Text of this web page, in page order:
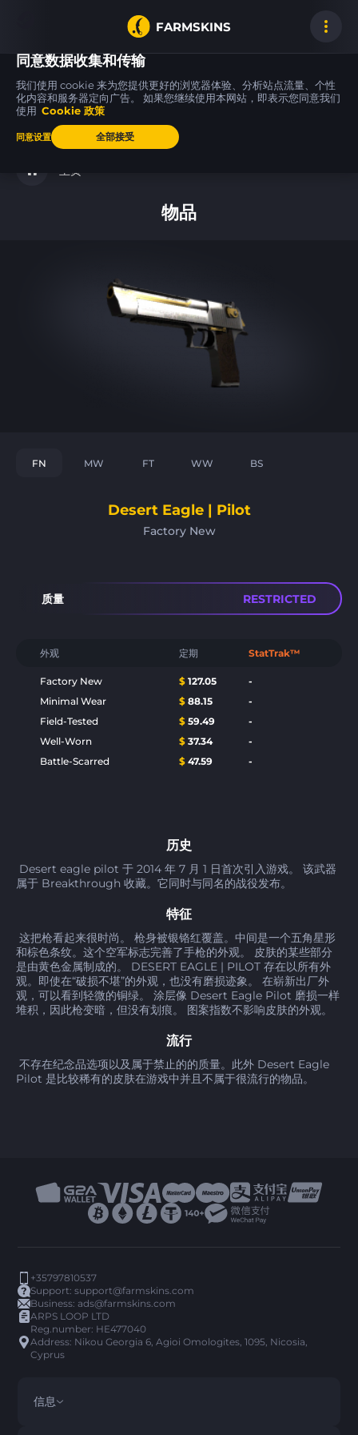
FARMSKINS
Glock-18
主页
物品
FN MW FT WW BS
Desert Eagle | Pilot
Factory New
历史
Desert eagle pilot 于 2014 年 7 月 1 日首次引入游戏。 该武器
属于 Breakthrough 收藏。它同时与同名的战役发布。
特征
这把枪看起来很时尚。 枪身被银铬红覆盖。中间是一个五角星形
和棕色条纹。这个空军标志完善了手枪的外观。 皮肤的某些部分
是由黄色金属制成的。 DESERT EAGLE | PILOT 存在以所有外
观。即使在“破损不堪”的外观，也没有磨损迹象。 在崭新出厂外
观，可以看到轻微的铜绿。 涂层像 Desert Eagle Pilot 磨损一样
堆积，因此枪变暗，但没有划痕。 图案指数不影响皮肤的外观。
流行
不存在纪念品选项以及属于禁止的的质量。此外 Desert Eagle
Pilot 是比较稀有的皮肤在游戏中并且不属于很流行的物品。
质量 RESTRICTED
外观 定期 StatTrak™
Factory New $ 127.05
-
Minimal Wear
$ 88.15
-
Field-Tested
$ 59.49
-
Well-Worn
$ 37.34
-
Battle-Scarred
$ 47.59 -
+35797810537
Support:support@farmskins.com
Business:ads@farmskins.com
ARPS LOOP LTD
Reg.number: HE477040
Address: Nikou Georgia 6, Agioi Omologites, 1095, Nicosia,
Cyprus
信息
同意数据收集和传输
我们使用 cookie 来为您提供更好的浏览器体验、分析站点流量、个性
化内容和服务器定向广告。 如果您继续使用本网站，即表示您同意我们
使用 Cookie 政策
同意设置 全部接受